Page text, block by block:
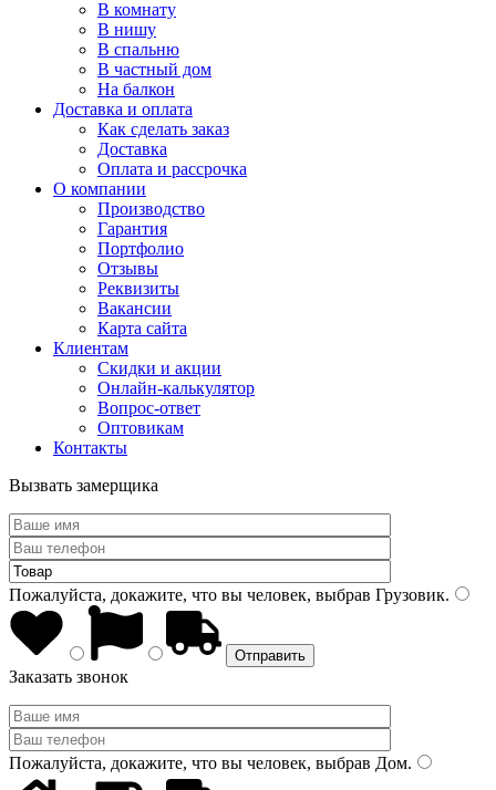
В комнату
В нишу
В спальню
В частный дом
На балкон
Доставка и оплата
Как сделать заказ
Доставка
Оплата и рассрочка
О компании
Производство
Гарантия
Портфолио
Отзывы
Реквизиты
Вакансии
Карта сайта
Клиентам
Скидки и акции
Онлайн-калькулятор
Вопрос-ответ
Оптовикам
Контакты
Вызвать замерщика
Пожалуйста, докажите, что вы человек, выбрав Грузовик.
Заказать звонок
Пожалуйста, докажите, что вы человек, выбрав Дом.